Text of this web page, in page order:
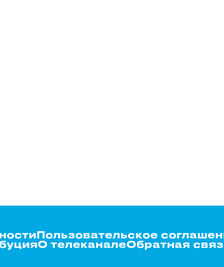
Пользовательское
О телеканалеОбратная